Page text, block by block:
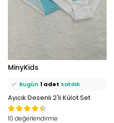
MinyKids
⭐️ Bu ürünü7 kişifavoriledi!
🛒 2 kişisepetine ekledi!
✅ Bugün 1 adet satıldı
Ayıcık Desenli 2'li Külot Set
10 değerlendirme